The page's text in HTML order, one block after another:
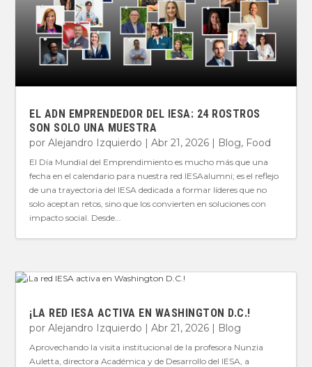
EL ADN EMPRENDEDOR DEL IESA: 24 ROSTROS
SON SOLO UNA MUESTRA
porAlejandro Izquierdo |Abr 21, 2026 | Blog, Food
El Día Mundial del Emprendimiento es mucho más que una
fecha en el calendario para nuestra red IESAalumni; es el reflejo
de una trayectoria del IESA dedicada a formar líderes que no
solo aceptan retos, sino que los convierten en soluciones con
impacto social. Desde...
¡LA RED IESA ACTIVA EN WASHINGTON D.C.!
porAlejandro Izquierdo |Abr 21, 2026 | Blog
Aprovechando la visita institucional de la profesora Nunzia
Auletta, directora Académica y de Desarrollo del IESA, a